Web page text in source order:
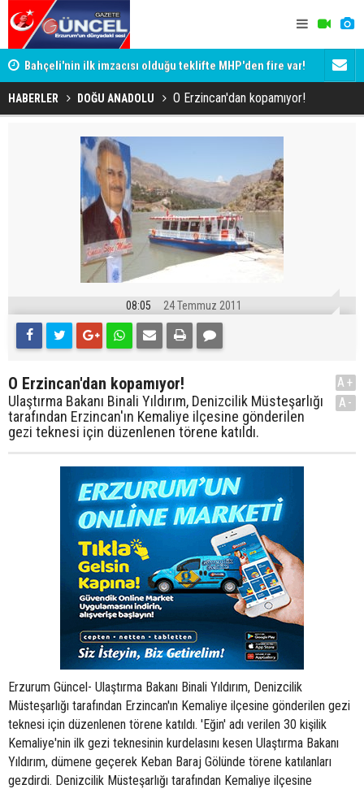
Bahçeli'nin ilk imzacısı olduğu teklifte MHP'den fire var!
İşte imzalamayan o isim
Siyaset-
HABERLER DOĞU ANADOLU O Erzincan'dan kopamıyor!
08:05 24 Temmuz 2011
O Erzincan'dan kopamıyor!
Ulaştırma Bakanı Binali Yıldırım, Denizcilik Müsteşarlığı
tarafından Erzincan'ın Kemaliye ilçesine gönderilen
gezi teknesi için düzenlenen törene katıldı.
A+
A-
Erzurum Güncel- Ulaştırma Bakanı Binali Yıldırım, Denizcilik
Müsteşarlığı tarafından Erzincan'ın Kemaliye ilçesine gönderilen gezi
teknesi için düzenlenen törene katıldı. 'Eğin' adı verilen 30 kişilik
Kemaliye'nin ilk gezi teknesinin kurdelasını kesen Ulaştırma Bakanı
Yıldırım, dümene geçerek Keban Baraj Gölünde törene katılanları
gezdirdi. Denizcilik Müsteşarlığı tarafından Kemaliye ilçesine